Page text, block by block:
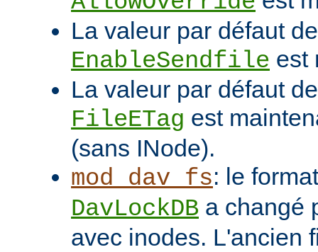
La valeur par défaut
EnableSendfile est
La valeur par défaut
FileETag est
(sans INode).
mod_dav_fs: le
DavLockDB a changé
avec inodes. L'ancien